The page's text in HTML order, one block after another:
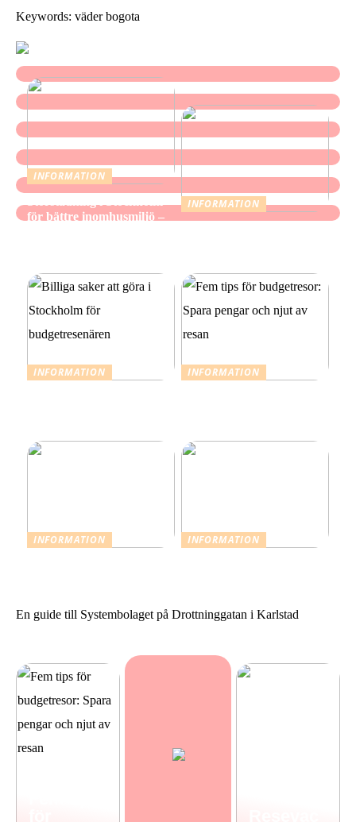
Keywords: väder bogota
INFORMATION
för bättre inomhusmiljö –
INFORMATION
INFORMATION
INFORMATION
INFORMATION
INFORMATION
En guide till Systembolaget på Drottninggatan i Karlstad